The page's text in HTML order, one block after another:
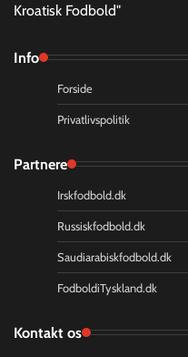
Kroatisk Fodbold"
Info
Forside
Privatlivspolitik
Partnere
Irskfodbold.dk
Russiskfodbold.dk
Saudiarabiskfodbold.dk
FodboldiTyskland.dk
Kontakt os